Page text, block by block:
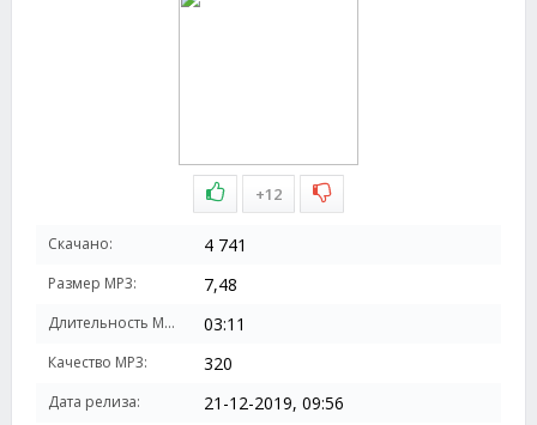
+12
Скачано: 4 741
Размер MP3: 7,48
Длительность MP3: 03:11
Качество MP3: 320
Дата релиза: 21-12-2019, 09:56